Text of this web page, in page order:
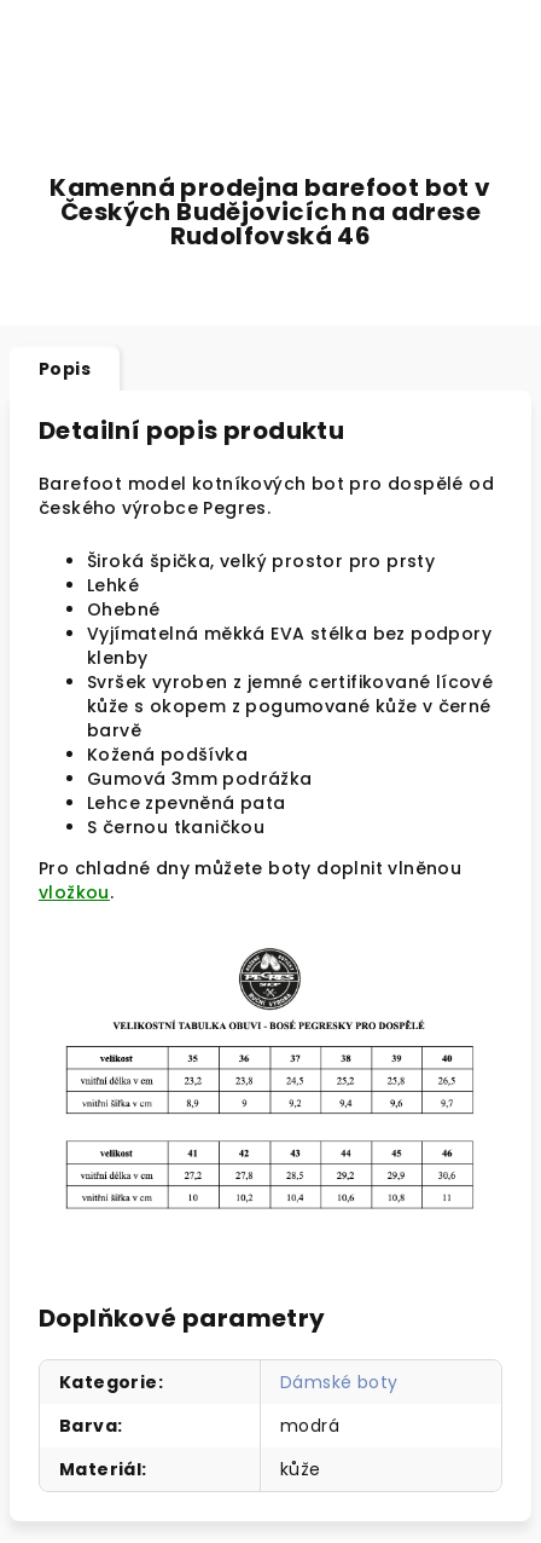
Kamenná prodejna barefoot bot v
Českých Budějovicích na adrese
Rudolfovská 46
Popis
Detailní popis produktu
Barefoot model kotníkových bot pro dospělé od
českého výrobce Pegres.
Široká špička, velký prostor pro prsty
Lehké
Ohebné
Vyjímatelná měkká EVA stélka bez podpory
klenby
Svršek vyroben z jemné certifikované lícové
kůže s okopem z pogumované kůže v černé
barvě
Kožená podšívka
Gumová 3mm podrážka
Lehce zpevněná pata
S černou tkaničkou
Pro chladné dny můžete boty doplnit vlněnou
vložkou.
Doplňkové parametry
Kategorie:
Dámské boty
Barva:
modrá
Materiál: kůže